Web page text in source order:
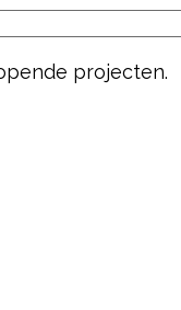
projecten.